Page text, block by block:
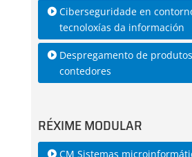
Ciberseguridade en
tecnoloxías da información
Despregamento de
contedores
RÉXIME MODULAR
CM Sistemas